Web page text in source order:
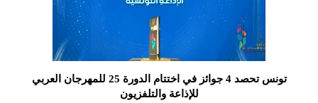
تونس تحصد 4 جوائز في اختتام الدورة 25 للمهرجان العربي
للإذاعة والتلفزيون